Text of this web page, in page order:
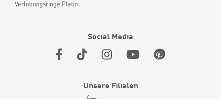
Verlobungsringe Platin
Social Media
Unsere Filialen